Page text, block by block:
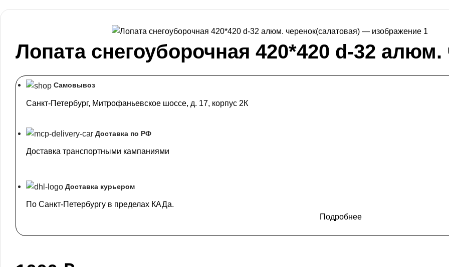
Лопата снегоуборочная 420*420 d-32 алюм.
Самовывоз
Санкт-Петербург, Митрофаньевское шоссе, д. 17, корпус 2К
Доставка по РФ
Доставка транспортными кампаниями
Доставка курьером
По Санкт-Петербургу в пределах КАДа.
Подробнее